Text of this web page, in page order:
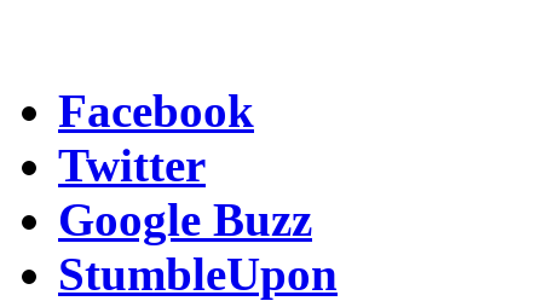
Facebook
Twitter
Google Buzz
StumbleUpon